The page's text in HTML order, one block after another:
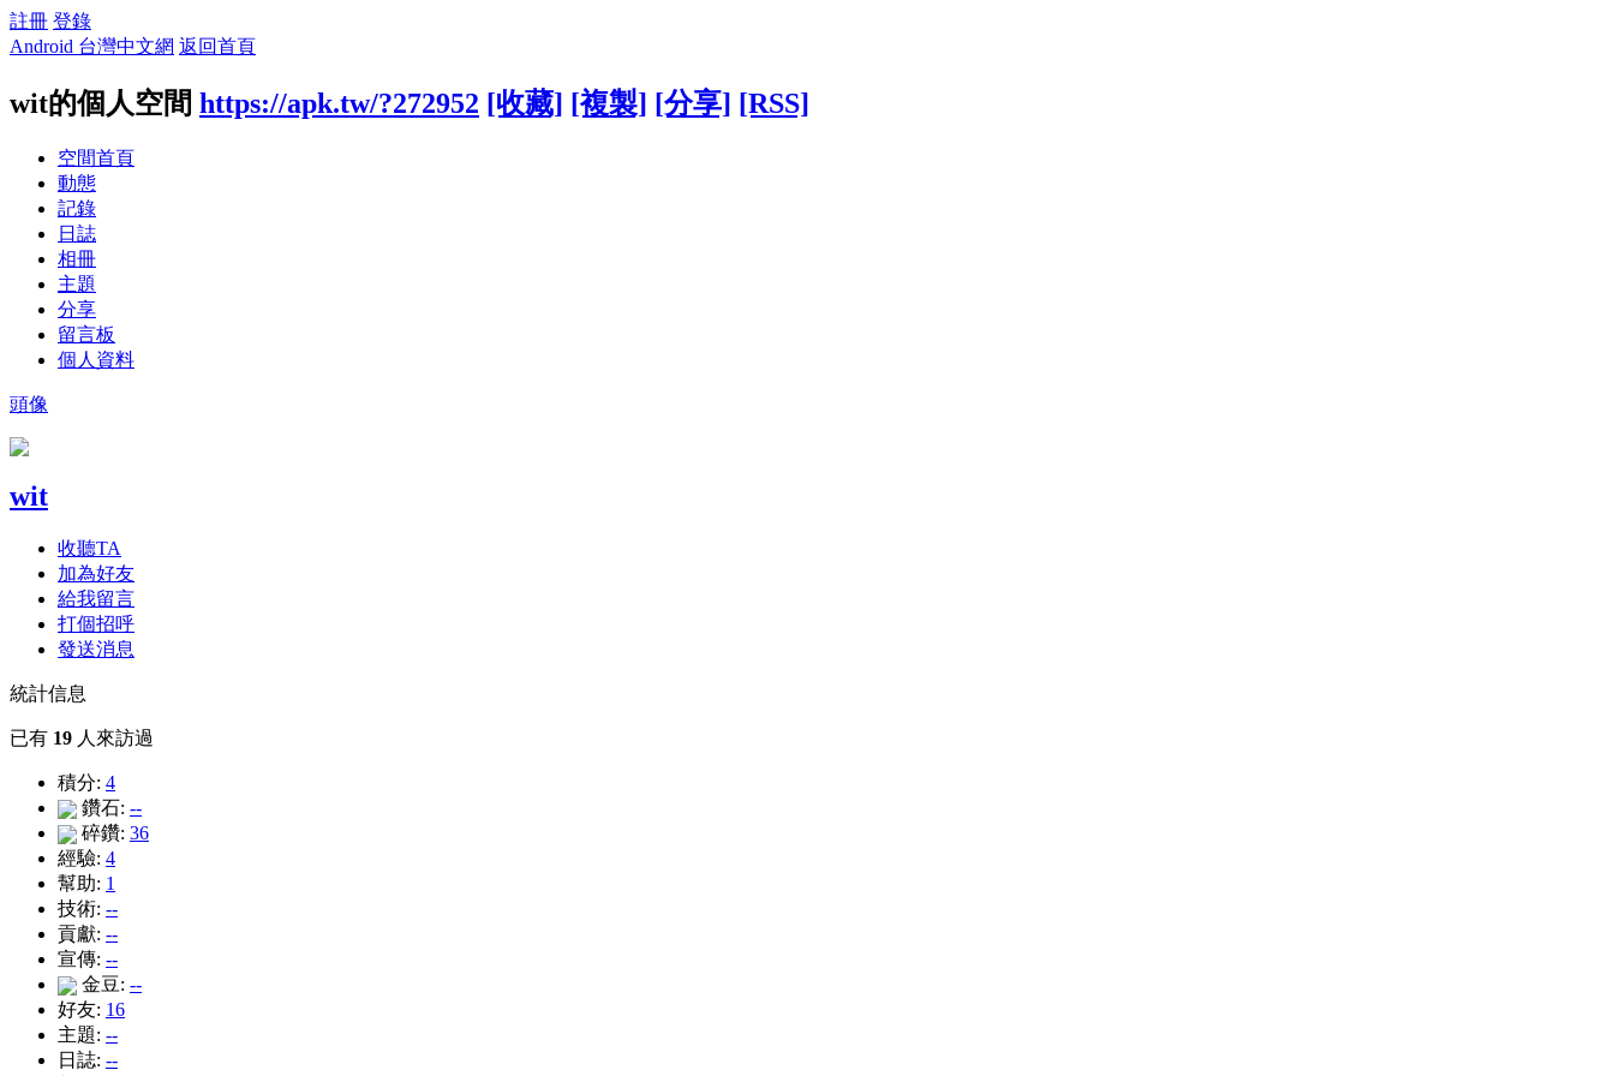
註冊 登錄
Android 台灣中文網 返回首頁
wit的個人空間 https://apk.tw/?272952 [收藏] [複製] [分享] [RSS]
空間首頁
動態
記錄
日誌
相冊
主題
分享
留言板
個人資料
頭像
wit
收聽TA
加為好友
給我留言
打個招呼
發送消息
統計信息
已有 19 人來訪過
積分: 4
鑽石: --
碎鑽: 36
經驗: 4
幫助: 1
技術: --
貢獻: --
宣傳: --
金豆: --
好友: 16
主題: --
日誌: --